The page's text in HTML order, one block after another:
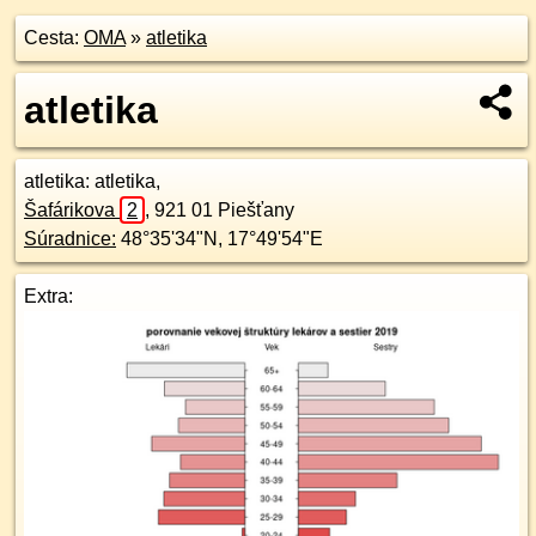
Cesta: OMA» atletika
atletika
atletika: atletika,
Šafárikova
2 , 921 01 Piešťany
Súradnice: 48°35'34"N , 17°49'54"E
Extra: